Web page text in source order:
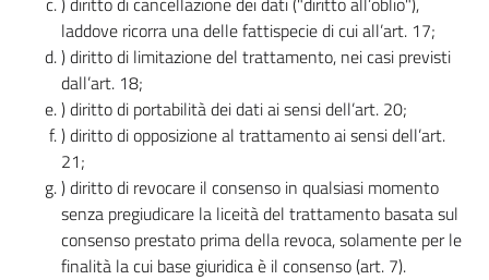
laddove ricorra una delle fattispecie di cui all’art. 17;
) diritto di limitazione del trattamento, nei casi previsti
dall’art. 18;
) diritto di portabilità dei dati ai sensi dell’art. 20;
) diritto di opposizione al trattamento ai sensi dell’art.
21;
) diritto di revocare il consenso in qualsiasi momento
senza pregiudicare la liceità del trattamento basata sul
consenso prestato prima della revoca, solamente per le
finalità la cui base giuridica è il consenso (art. 7).